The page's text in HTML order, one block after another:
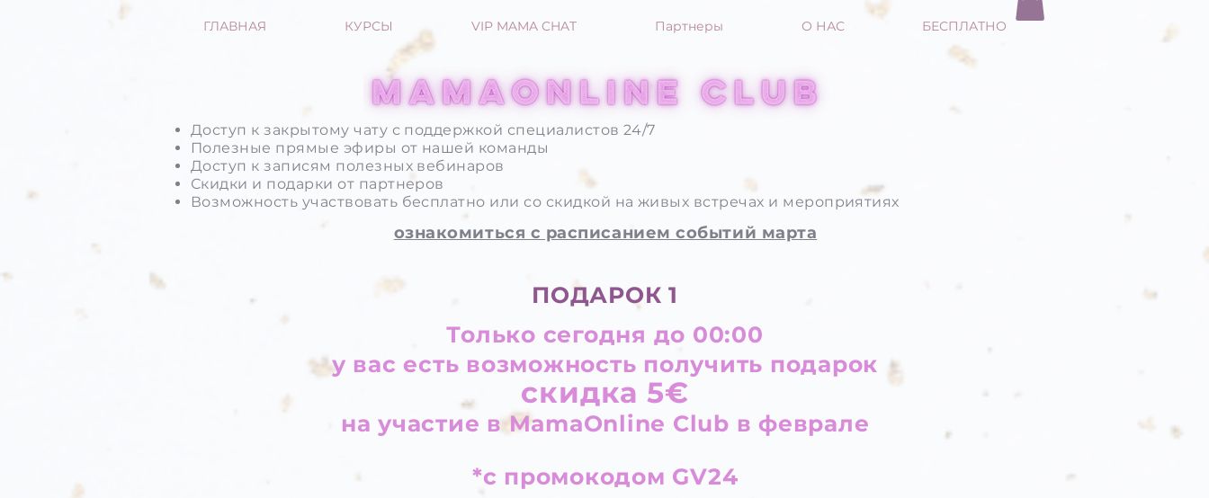
ГЛАВНАЯ КУРСЫ VIP MAMA CHAT Партнеры О НАС БЕСПЛАТНО
Доступ к закрытому чату с поддержкой специалистов 24/7
Полезные прямые эфиры от нашей команды
Доступ к записям полезных вебинаров
Скидки и подарки от партнеров
Возможность участвовать бесплатно или со скидкой на живых встречах и мероприятиях
ознакомиться с раcписанием событий марта
ПОДАРОК 1
Только сегодня до 00:00
у вас есть возможность получить подарок
скидка 5€
на участие в MamaOnline Club в феврале
*c промокодом GV24